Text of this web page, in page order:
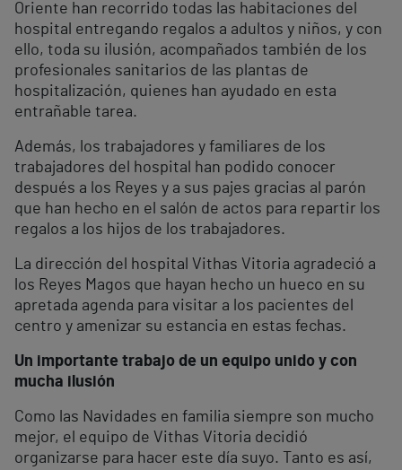
Oriente han recorrido todas las habitaciones del
hospital entregando regalos a adultos y niños, y con
ello, toda su ilusión, acompañados también de los
profesionales sanitarios de las plantas de
hospitalización, quienes han ayudado en esta
entrañable tarea.
Además, los trabajadores y familiares de los
trabajadores del hospital han podido conocer
después a los Reyes y a sus pajes gracias al parón
que han hecho en el salón de actos para repartir los
regalos a los hijos de los trabajadores.
La dirección del hospital Vithas Vitoria agradeció a
los Reyes Magos que hayan hecho un hueco en su
apretada agenda para visitar a los pacientes del
centro y amenizar su estancia en estas fechas.
Un importante trabajo de un equipo unido y con
mucha ilusión
Como las Navidades en familia siempre son mucho
mejor, el equipo de Vithas Vitoria decidió
organizarse para hacer este día suyo. Tanto es así,